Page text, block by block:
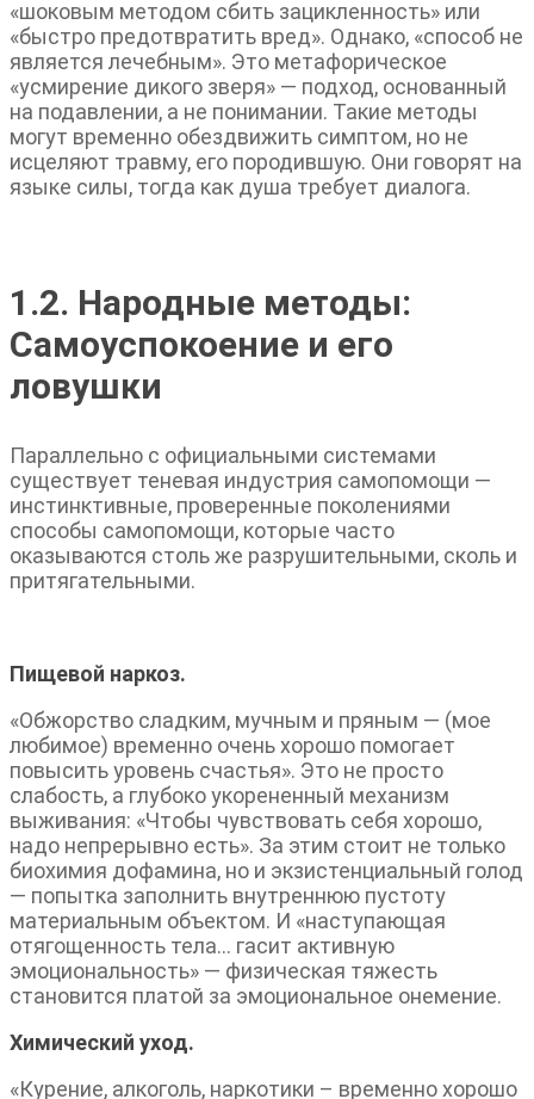
«шоковым методом сбить зацикленность» или
«быстро предотвратить вред». Однако, «способ не
является лечебным». Это метафорическое
«усмирение дикого зверя» — подход, основанный
на подавлении, а не понимании. Такие методы
могут временно обездвижить симптом, но не
исцеляют травму, его породившую. Они говорят на
языке силы, тогда как душа требует диалога.
1.2. Народные методы:
Самоуспокоение и его
ловушки
Параллельно с официальными системами
существует теневая индустрия самопомощи —
инстинктивные, проверенные поколениями
способы самопомощи, которые часто
оказываются столь же разрушительными, сколь и
притягательными.
Пищевой наркоз.
«Обжорство сладким, мучным и пряным — (мое
любимое) временно очень хорошо помогает
повысить уровень счастья». Это не просто
слабость, а глубоко укорененный механизм
выживания: «Чтобы чувствовать себя хорошо,
надо непрерывно есть». За этим стоит не только
биохимия дофамина, но и экзистенциальный голод
— попытка заполнить внутреннюю пустоту
материальным объектом. И «наступающая
отягощенность тела… гасит активную
эмоциональность» — физическая тяжесть
становится платой за эмоциональное онемение.
Химический уход.
«Курение, алкоголь, наркотики – временно хорошо